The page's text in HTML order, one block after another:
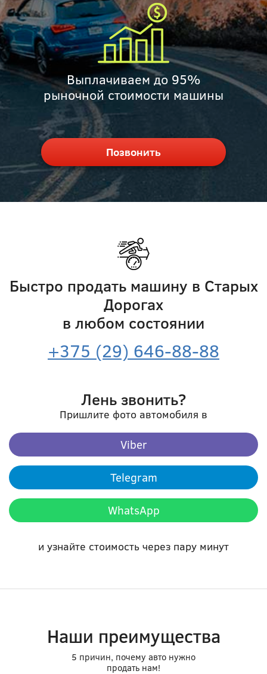
Выплачиваем до 95%
рыночной стоимости машины
Позвонить
Быстро продать машину в Старыx
Дорогах
в любом состоянии
+375 (29) 646-88-88
Лень звонить?
Пришлите фото автомобиля в
Viber
Telegram
WhatsApp
и узнайте стоимость через пару минут
Наши преимущества
5 причин, почему авто нужно
продать нам!